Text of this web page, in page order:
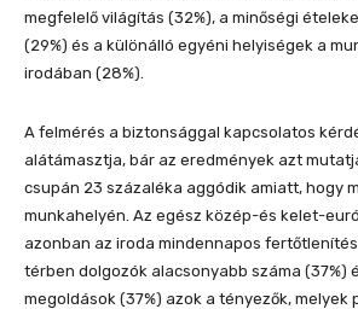
megfelelő világítás (32%), a minőségi
(29%) és a különálló egyéni helyiségek a
irodában (28%).
A felmérés a biztonsággal kapcsolatos
alátámasztja, bár az eredmények azt
csupán 23 százaléka aggódik amiatt, hogy
munkahelyén. Az egész közép-és kelet-
azonban az iroda mindennapos
térben dolgozók alacsonyabb száma (37%)
megoldások (37%) azok a tényezők, melyek